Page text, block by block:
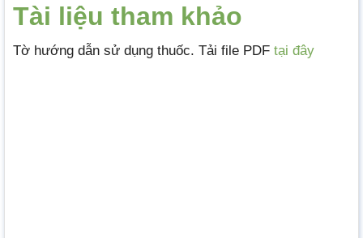
Tài liệu tham khảo
Tờ hướng dẫn sử dụng thuốc. Tải file PDF tại đây